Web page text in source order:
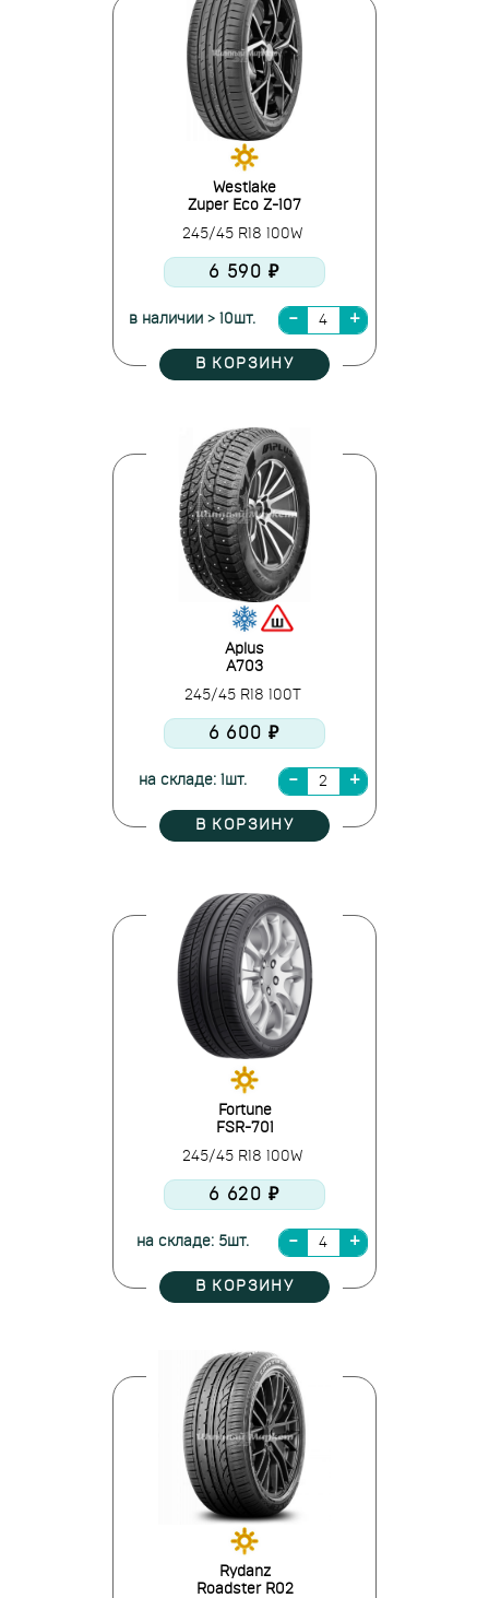
Westlake
Zuper Eco Z-107
245/45 R18 100W
6 590 ₽
в наличии > 10шт.
В КОРЗИНУ
Aplus
A703
245/45 R18 100T
6 600 ₽
на складе: 1шт.
В КОРЗИНУ
Fortune
FSR-701
245/45 R18 100W
6 620 ₽
на складе: 5шт.
В КОРЗИНУ
Rydanz
Roadster R02